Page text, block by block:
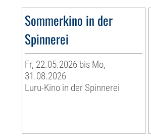
Sommerkino in der
Spinnerei
Fr, 22.05.2026 bis Mo,
31.08.2026
Luru-Kino in der Spinnerei